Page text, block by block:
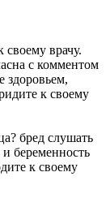
своему врачу.
с комментом
здоровьем,
к своему
бред слушать
беременность
к своему